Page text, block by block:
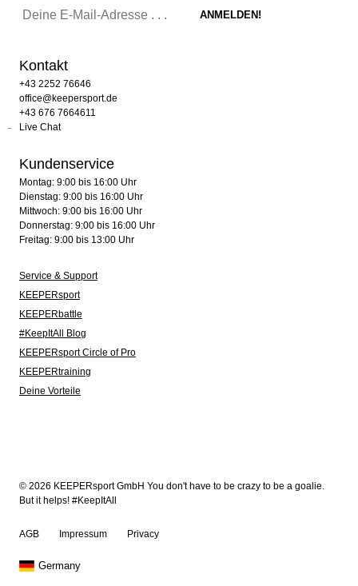
Kontakt
+43 2252 76646
office@keepersport.de
+43 676 7664611
Live Chat
Kundenservice
Montag: 9:00 bis 16:00 Uhr
Dienstag: 9:00 bis 16:00 Uhr
Mittwoch: 9:00 bis 16:00 Uhr
Donnerstag: 9:00 bis 16:00 Uhr
Freitag: 9:00 bis 13:00 Uhr
Service & Support
KEEPERsport
KEEPERbattle
#KeepItAll Blog
KEEPERsport Circle of Pro
KEEPERtraining
Deine Vorteile
© 2026 KEEPERsport GmbH You don't have to be crazy to be a goalie.
But it helps! #KeepItAll
AGB Impressum Privacy
Germany